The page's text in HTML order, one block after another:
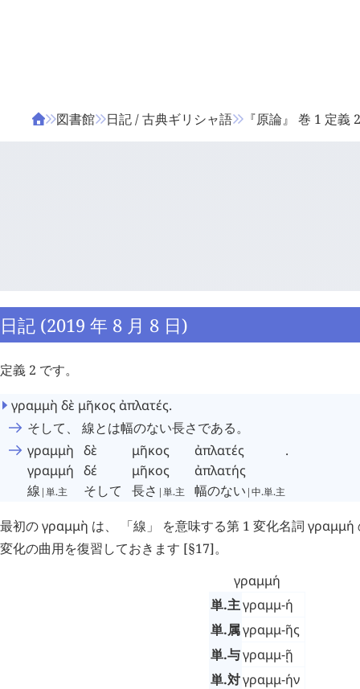
図書館 日記 / 古典ギリシャ語 『原論』 巻 1 定義
日記 (2019 年 8 月 8 日)
定義 2 です。
γραμμὴ δὲ μῆκος ἀπλατές.
そして、 線とは幅のない長さである。
γραμμὴ
γραμμή
線 |単.主
δὲ
δέ
そして
μῆκος
μῆκος
長さ |単.主
ἀπλατές
ἀπλατής
幅のない |中.単.主
.
最初のγραμμὴ は、 「線」 を意味する第 1 変化名詞 γραμμή
変化の曲用を復習しておきます [§17]。
γραμμή
単.主γραμμ-ή
単.属γραμμ-ῆς
単.与γραμμ-ῇ
単.対γραμμ-ήν